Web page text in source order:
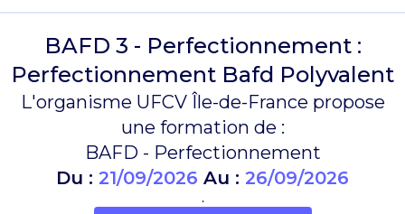
BAFD 3 - Perfectionnement :
Perfectionnement Bafd Polyvalent
L'organisme UFCV Île-de-France propose
une formation de :
BAFD - Perfectionnement
Du : 21/09/2026 Au : 26/09/2026
.